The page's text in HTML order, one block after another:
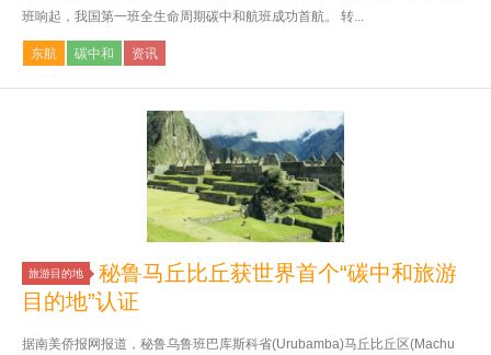
班响起，我国第一班全生命周期碳中和航班成功首航。 转...
东航 碳中和 资讯
旅游目的地
秘鲁马丘比丘获世界首个“碳中和旅游
目的地”认证
据南美侨报网报道，秘鲁乌鲁班巴库斯科省(Urubamba)马丘比丘区(Machu